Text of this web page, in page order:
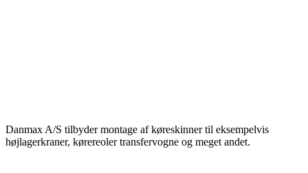
Danmax A/S tilbyder montage af køreskinner til eksempelvis
højlagerkraner, kørereoler transfervogne og meget andet.